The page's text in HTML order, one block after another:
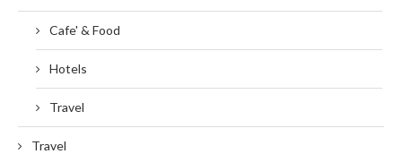
Cafe' & Food
Hotels
Travel
Travel